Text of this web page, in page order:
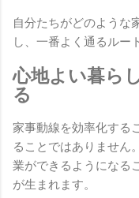
自分たちがどのような
し、一番よく通るルー
心地よい暮ら
る
家事動線を効率化する
ることではありません
業ができるようになる
が生まれます。